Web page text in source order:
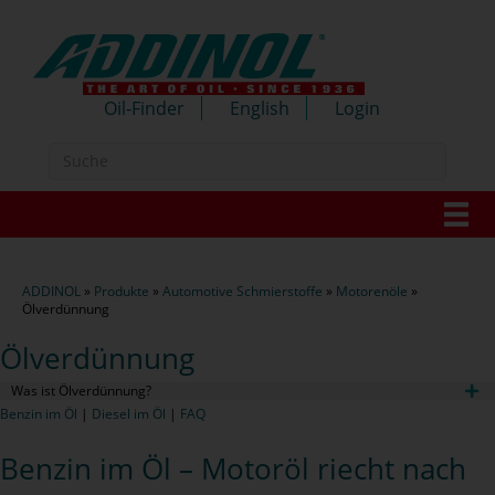
Oil-Finder English Login
ADDINOL » Produkte » Automotive Schmierstoffe » Motorenöle »
Ölverdünnung
Ölverdünnung
Was ist Ölverdünnung?
Benzin im Öl | Diesel im Öl | FAQ
Benzin im Öl – Motoröl riecht nach